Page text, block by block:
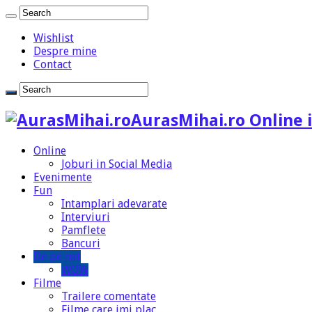
Wishlist
Despre mine
Contact
AurasMihai.ro Online
Online
Joburi in Social Media
Evenimente
Fun
Intamplari adevarate
Interviuri
Pamflete
Bancuri
De pe net
WOW
Filme
Trailere comentate